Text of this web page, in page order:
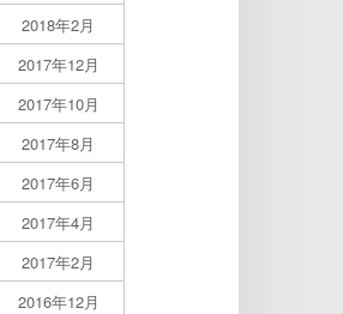
2018年2月
2017年12月
2017年10月
2017年8月
2017年6月
2017年4月
2017年2月
2016年12月